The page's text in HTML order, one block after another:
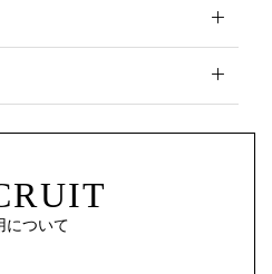
について